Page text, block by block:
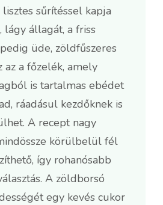
sűrítéssel kapja
lágy állagát, a friss
üde, zöldfűszeres
az a főzelék, amely
is tartalmas ebédet
ráadásul kezdőknek is
A recept nagy
körülbelül fél
így rohanósabb
A zöldborsó
egy kevés cukor